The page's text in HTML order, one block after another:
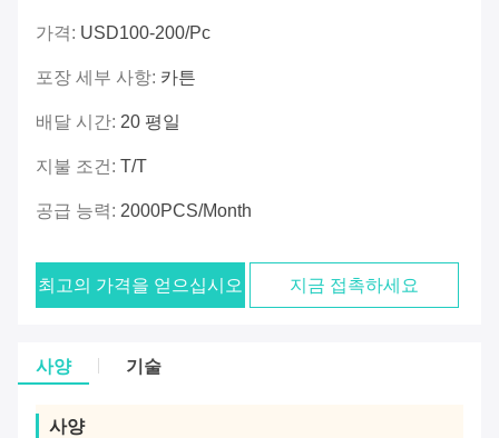
가격: USD100-200/pc
포장 세부 사항: 카튼
배달 시간: 20 평일
지불 조건: T/T
공급 능력: 2000PCS/Month
최고의 가격을 얻으십시오 지금 접촉하세요
사양 기술
사양